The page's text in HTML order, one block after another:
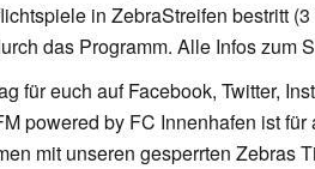
in ZebraStreifen bestritt
das Programm. Alle Infos zum
für euch auf Facebook, Twitter,
powered by FC Innenhafen ist
mit unseren gesperrten Zebras